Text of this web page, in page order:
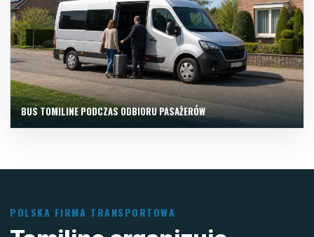
BUS TOMILINE PODCZAS ODBIORU PASAŻERÓW
POLSKA FIRMA TRANSPORTOWA